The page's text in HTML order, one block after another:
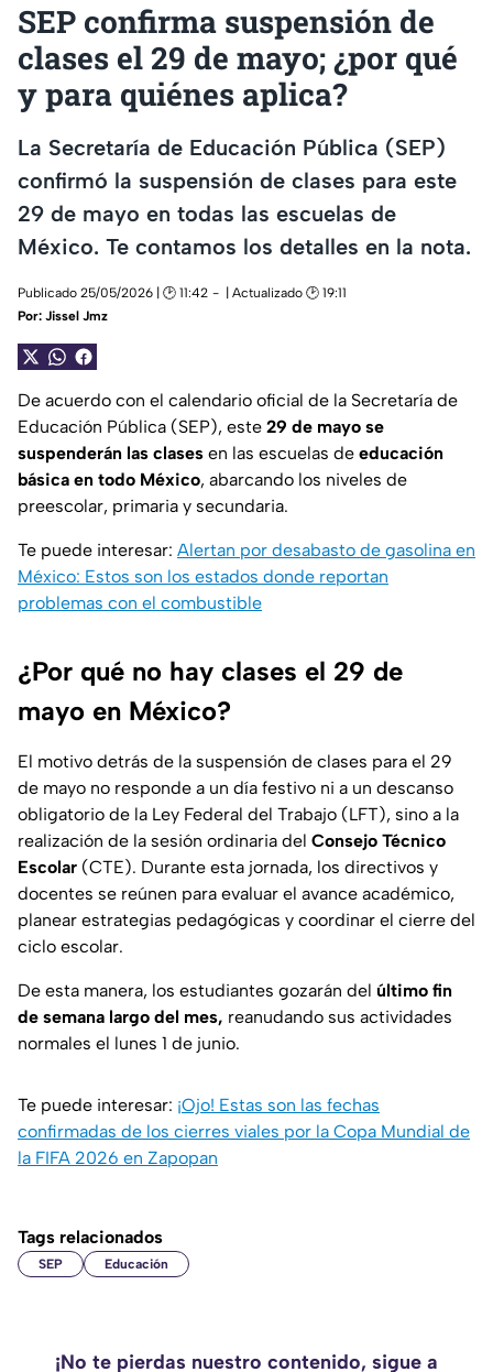
SEP confirma suspensión de
clases el 29 de mayo; ¿por qué
y para quiénes aplica?
La Secretaría de Educación Pública (SEP)
confirmó la suspensión de clases para este
29 de mayo en todas las escuelas de
México. Te contamos los detalles en la nota.
Publicado 25/05/2026 | 🕑 11:42
| Actualizado 🕑 19:11
Por: Jissel Jmz
De acuerdo con el calendario oficial de la Secretaría de
Educación Pública (SEP), este 29 de mayo se
suspenderán las clases en las escuelas de educación
básica en todo México, abarcando los niveles de
preescolar, primaria y secundaria.
Te puede interesar: Alertan por desabasto de gasolina en
México: Estos son los estados donde reportan
problemas con el combustible
¿Por qué no hay clases el 29 de
mayo en México?
El motivo detrás de la suspensión de clases para el 29
de mayo no responde a un día festivo ni a un descanso
obligatorio de la Ley Federal del Trabajo (LFT), sino a la
realización de la sesión ordinaria del Consejo Técnico
Escolar (CTE). Durante esta jornada, los directivos y
docentes se reúnen para evaluar el avance académico,
planear estrategias pedagógicas y coordinar el cierre del
ciclo escolar.
De esta manera, los estudiantes gozarán del último fin
de semana largo del mes, reanudando sus actividades
normales el lunes 1 de junio.
Te puede interesar: ¡Ojo! Estas son las fechas
confirmadas de los cierres viales por la Copa Mundial de
la FIFA 2026 en Zapopan
Tags relacionados
SEP Educación
¡No te pierdas nuestro contenido, sigue a